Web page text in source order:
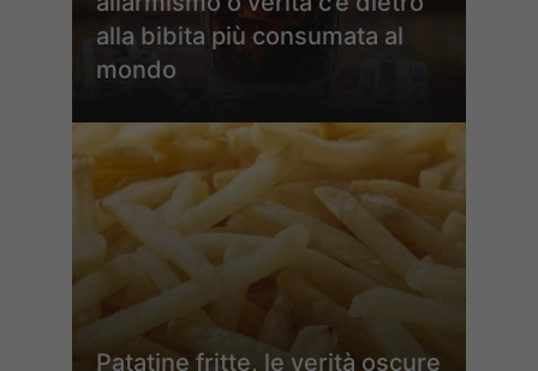
alla bibita più consumata al
mondo
Patatine fritte, le verità oscure